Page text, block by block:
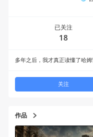
作品
已关注
18
多年之后，我才真正读懂了哈姆
关注